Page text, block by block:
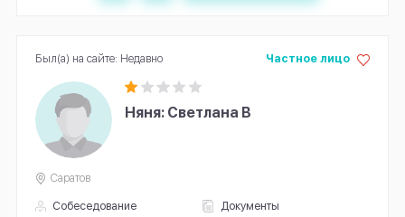
Няня: Светлана В
Собеседование
Документы
Частное лицо
Саратов
Был(а) на сайте: Недавно